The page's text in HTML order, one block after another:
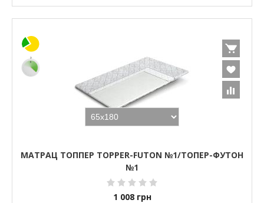
МАТРАЦ ТОППЕР TOPPER-FUTON №1/ТОПЕР-ФУТОН
№1
1 008 грн